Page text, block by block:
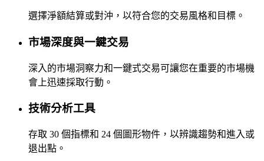
選擇淨額結算或對沖，以符合您的交易風格和目標。
市場深度與一鍵交易
深入的市場洞察力和一鍵式交易可讓您在重要的市場機
會上迅速採取行動。
技術分析工具
存取 30 個指標和 24 個圖形物件，以辨識趨勢和進入或
退出點。